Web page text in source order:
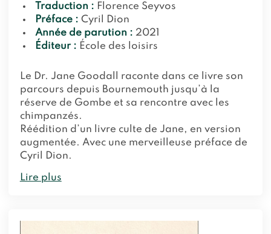
Traduction : Florence Seyvos
Préface : Cyril Dion
Année de parution : 2021
Éditeur : École des loisirs
Le Dr. Jane Goodall raconte dans ce livre son
parcours depuis Bournemouth jusqu’à la
réserve de Gombe et sa rencontre avec les
chimpanzés.
Réédition d’un livre culte de Jane, en version
augmentée. Avec une merveilleuse préface de
Cyril Dion.
Lire plus